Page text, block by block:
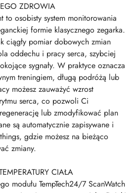
ZDROWIA
to osobisty system monitorowania
formie klasycznego zegarka.
ciągły pomiar dobowych zmian
oddechu i pracy serca, szybciej
sygnały. W praktyce oznacza
treningiem, długą podróżą lub
możesz zauważyć wzrost
serca, co pozwoli Ci
lub zmodyfikować plan
są automatycznie zapisywane i
gdzie możesz na bieżąco
zmiany.
CIAŁA
modułu TempTech24/7 ScanWatch